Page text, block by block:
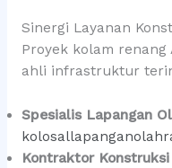
Sinergi Layanan
Proyek kolam
ahli infrastruktur
Spesialis Lapangan
Kontraktor Konstruksi